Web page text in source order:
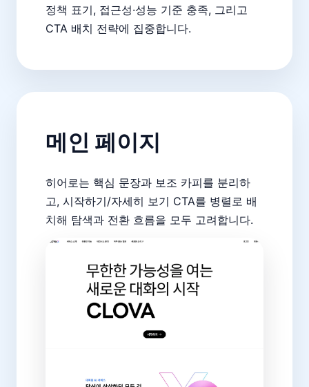
정책 표기, 접근성·성능 기준 충족, 그리고
CTA 배치 전략에 집중합니다.
메인 페이지
히어로는 핵심 문장과 보조 카피를 분리하
고, 시작하기/자세히 보기 CTA를 병렬로 배
치해 탐색과 전환 흐름을 모두 고려합니다.